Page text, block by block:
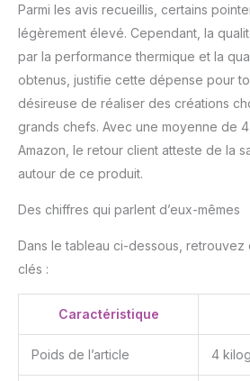
Parmi les avis recueillis, certains
légèrement élevé. Cependant, la
par la performance thermique et la
obtenus, justifie cette dépense pour
désireuse de réaliser des créations
grands chefs. Avec une moyenne de
Amazon, le retour client atteste de la
autour de ce produit.
Des chiffres qui parlent d’eux-mêmes
Dans le tableau ci-dessous,
clés :
Caractéristique
Poids de l’article 4